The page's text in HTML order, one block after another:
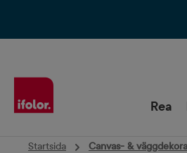
Rea
Startsida Canvas- &